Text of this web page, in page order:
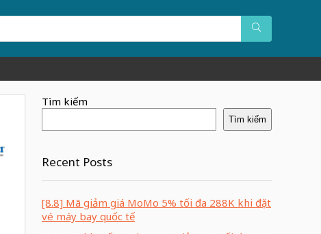
Tìm kiếm
Tìm kiếm
Recent Posts
[8.8] Mã giảm giá MoMo 5% tối đa 288K khi đặt
vé máy bay quốc tế